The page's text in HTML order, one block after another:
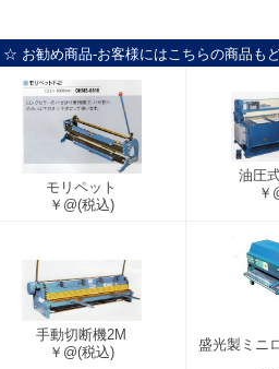
☆ お勧め商品-お客様にはこちらの商品も
モリペット
￥@(税込)
油圧
￥
手動切断機2M
￥@(税込)
盛光製ミニ